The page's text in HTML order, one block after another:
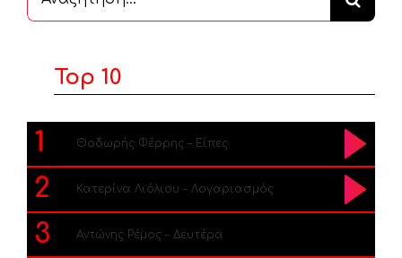
...
Top 10
1 Θοδωρής Φέρρης – Είπες
2 Κατερίνα Λιόλιου – Λογαριασμός
3 Αντώνης Ρέμος – Δευτέρα